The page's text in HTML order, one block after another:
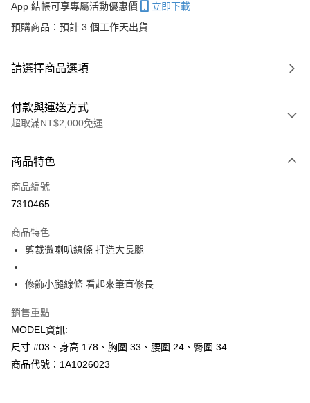
App 結帳可享專屬活動優惠價
立即下載
預購商品：預計 3 個工作天出貨
請選擇商品選項
付款與運送方式
超取滿NT$2,000免運
信用卡一次付款
超商取貨付款
Apple Pay
悠遊付
AFTEE先享後付
相關說明
AFTEE先享後付是「在收到商品之後才付款」的支付方式。 讓您購物簡單
商品特色
商品編號
7310465
商品特色
剪裁微喇叭線條 打造大長腿
修飾小腿線條 看起來筆直修長
銷售重點
MODEL資訊:
尺寸:#03、身高:178、胸圍:33、腰圍:24、臀圍:34
商品代號：1A1026023